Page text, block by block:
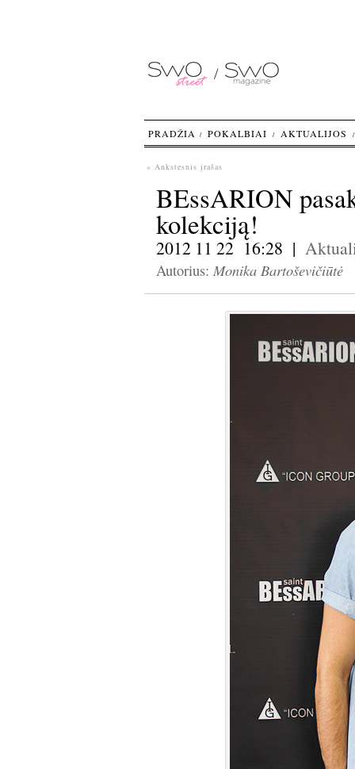
« Ankstesnis įrašas
BEssARION
kolekciją!
2012 11 22 16:28 |
Autorius: Monika Bartoševičiūtė
PRADŽIA POKALBIAI AKTUALIJOS